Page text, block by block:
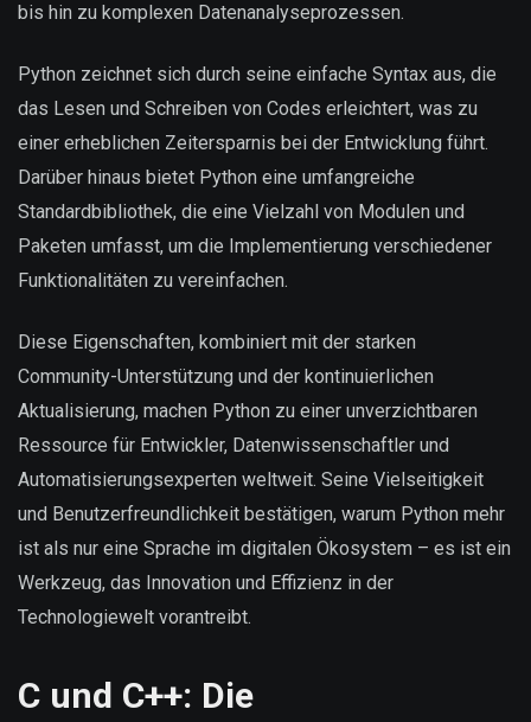
bis hin zu komplexen Datenanalyseprozessen.
Python zeichnet sich durch seine einfache Syntax aus, die
das Lesen und Schreiben von Codes erleichtert, was zu
einer erheblichen Zeitersparnis bei der Entwicklung führt.
Darüber hinaus bietet Python eine umfangreiche
Standardbibliothek, die eine Vielzahl von Modulen und
Paketen umfasst, um die Implementierung verschiedener
Funktionalitäten zu vereinfachen.
Diese Eigenschaften, kombiniert mit der starken
Community-Unterstützung und der kontinuierlichen
Aktualisierung, machen Python zu einer unverzichtbaren
Ressource für Entwickler, Datenwissenschaftler und
Automatisierungsexperten weltweit. Seine Vielseitigkeit
und Benutzerfreundlichkeit bestätigen, warum Python mehr
ist als nur eine Sprache im digitalen Ökosystem – es ist ein
Werkzeug, das Innovation und Effizienz in der
Technologiewelt vorantreibt.
C und C++: Die